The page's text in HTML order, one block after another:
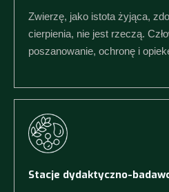
Zwierzę, jako istota żyjąca,
cierpienia, nie jest rzeczą.
poszanowanie, ochronę i
Stacje dydaktyczno-